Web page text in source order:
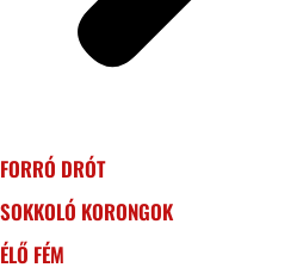
FORRÓ DRÓT
SOKKOLÓ KORONGOK
ÉLŐ FÉM